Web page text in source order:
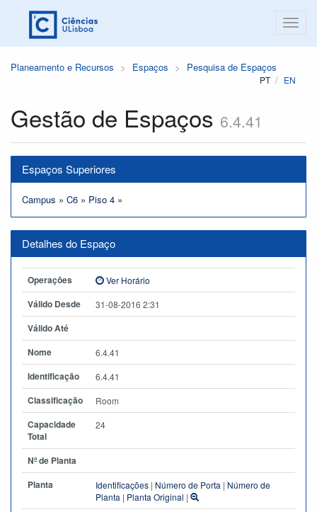
Planeamento e Recursos Espaços Pesquisa de Espaços
PT EN
Gestão de Espaços 6.4.41
Espaços Superiores
Campus » C6 » Piso 4 »
Detalhes do Espaço
Operações Ver Horário
Válido Desde 31-08-2016 2:31
Válido Até
Nome
6.4.41
Identificação 6.4.41
Classificação Room
Capacidade
Total
24
Nº de Planta
Planta
Identificações | Número de Porta | Número de
Planta | Planta Original |